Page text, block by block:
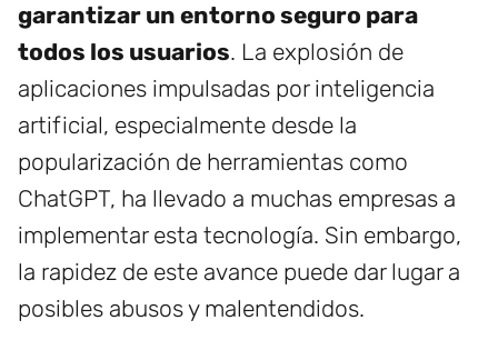
garantizar un entorno seguro para
todos los usuarios. La explosión de
aplicaciones impulsadas por inteligencia
artificial, especialmente desde la
popularización de herramientas como
ChatGPT, ha llevado a muchas empresas a
implementar esta tecnología. Sin embargo,
la rapidez de este avance puede dar lugar a
posibles abusos y malentendidos.